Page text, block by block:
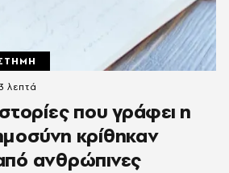
που γράφει η
κρίθηκαν
ανθρώπινες
λεπτά